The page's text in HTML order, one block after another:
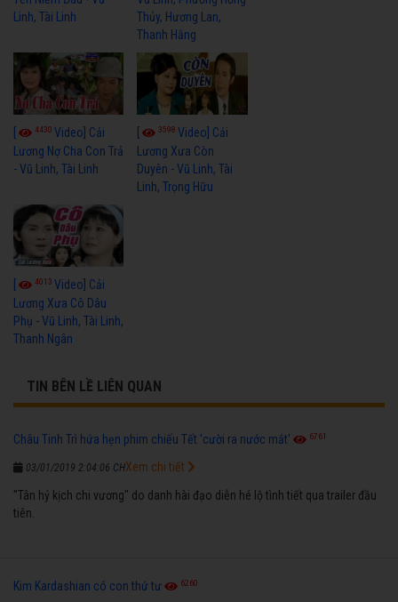
Linh, Tài Linh
Thủy, Hương Lan,
Thanh Hằng
4430 Video] Cải
Lương Nợ Cha Con Trả
- Vũ Linh, Tài Linh
3598Video] Cải
Lương Xưa Còn
Duyên - Vũ Linh, Tài
Linh, Trọng Hữu
[ 4013 Video] Cải
Lương Xưa Cô Dâu
Phụ - Vũ Linh, Tài Linh,
Thanh Ngân
TIN BÊN LỀ LIÊN QUAN
Châu Tinh Trì hứa hẹn phim chiếu Tết 'cười ra nước mắt' 6761
03/01/2019 2:04:06 CH
"Tân hỷ kịch chi vương" do danh hài đạo diễn hé lộ tình tiết qua trailer đầu
tiên.
Xem chi tiết
Kim Kardashian có con thứ tư 6260